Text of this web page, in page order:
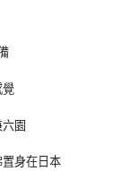
覺
園
身在日本